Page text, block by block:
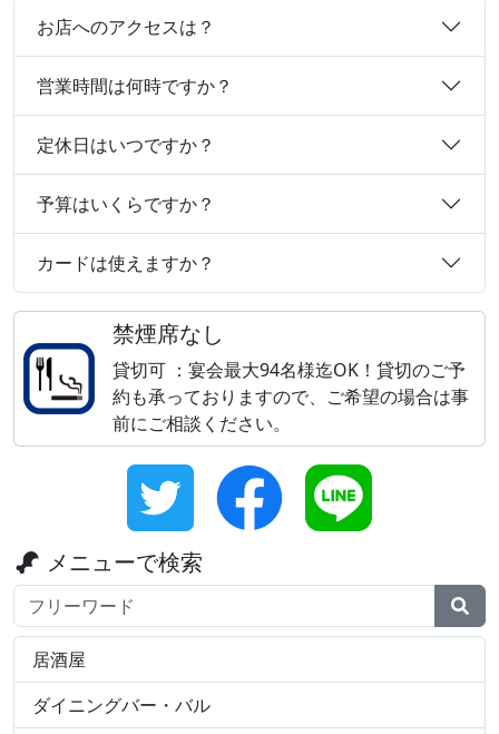
お店へのアクセスは？
営業時間は何時ですか？
定休日はいつですか？
予算はいくらですか？
カードは使えますか？
禁煙席なし
貸切可 ：宴会最大94名様迄OK！貸切のご予
約も承っておりますので、ご希望の場合は事
前にご相談ください。
メニューで検索
検索ワード
居酒屋
ダイニングバー・バル